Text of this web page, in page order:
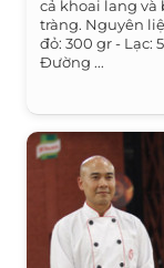
cả khoai lang và
tràng. Nguyên
đỏ: 300 gr - Lạc:
Đường ...